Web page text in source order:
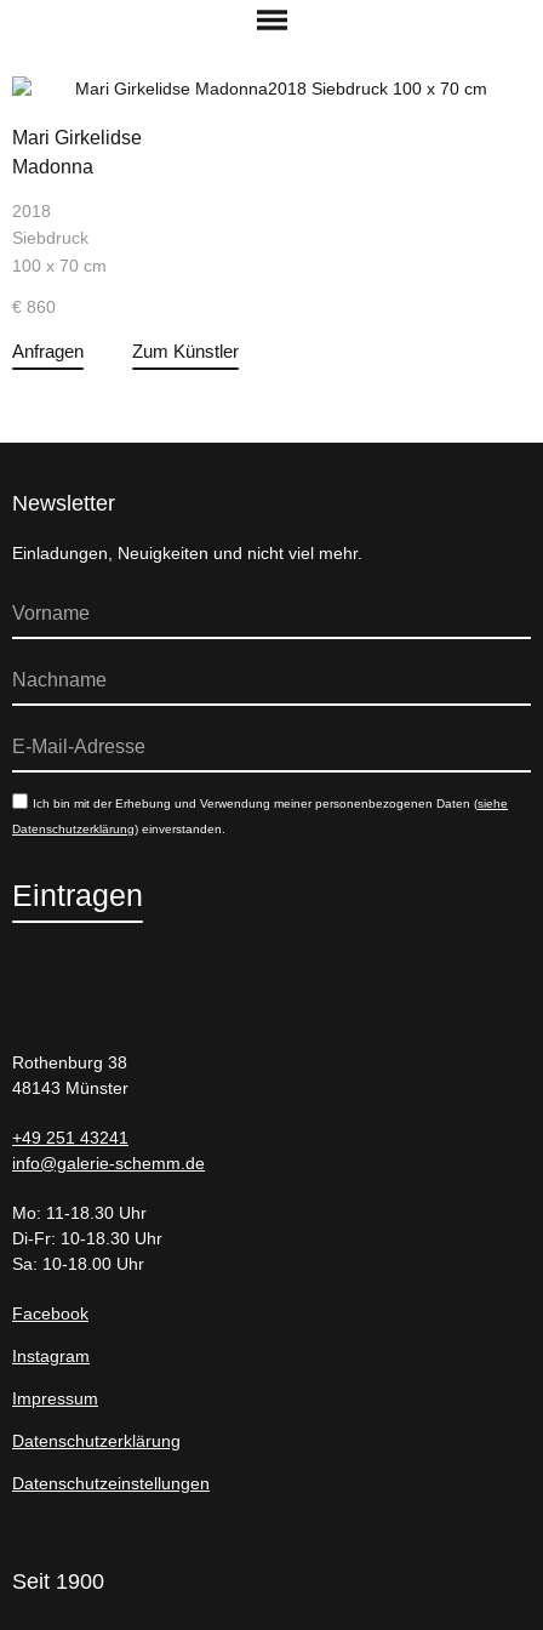
Mari Girkelidse
Madonna
2018
Siebdruck
100 x 70 cm
€ 860
Anfragen Zum Künstler
Newsletter
Einladungen, Neuigkeiten und nicht viel mehr.
Ich bin mit der Erhebung und Verwendung meiner personenbezogenen Daten (siehe
Datenschutzerklärung) einverstanden.
Eintragen
Rothenburg 38
48143 Münster
+49 251 43241
info@galerie-schemm.de
Mo: 11-18.30 Uhr
Di-Fr: 10-18.30 Uhr
Sa: 10-18.00 Uhr
Facebook
Instagram
Impressum
Datenschutzerklärung
Datenschutzeinstellungen
Seit 1900